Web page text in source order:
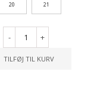
20 21
- +
TILFØJ TIL KURV